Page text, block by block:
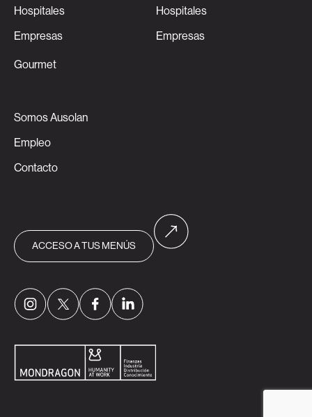
Hospitales
Empresas
Gourmet
Hospitales
Empresas
Somos Ausolan
Empleo
Contacto
ACCESO A TUS MENÚS